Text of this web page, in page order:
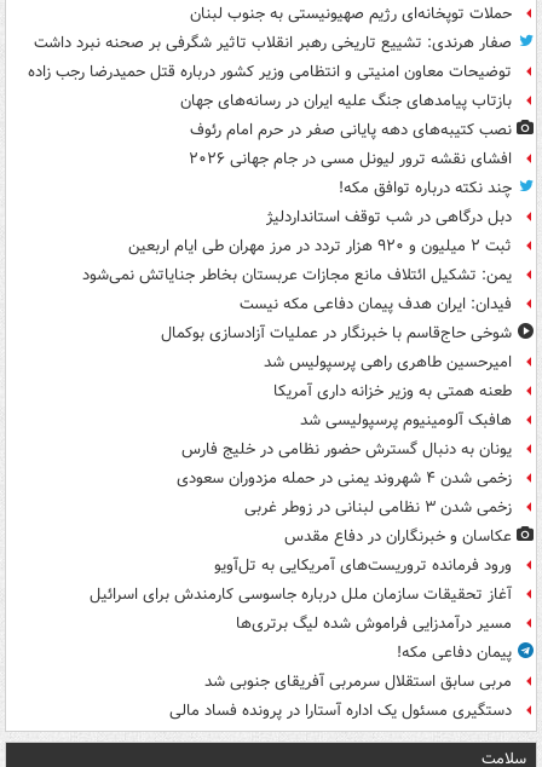
حملات توپخانه‌ای رژیم صهیونیستی به جنوب لبنان
صفار هرندی: تشییع تاریخی رهبر انقلاب تاثیر شگرفی بر صحنه نبرد داشت
توضیحات معاون امنیتی و انتظامی وزیر کشور درباره قتل حمیدرضا رجب زاده
بازتاب پیامدهای جنگ علیه ایران در رسانه‌های جهان
نصب کتیبه‌های دهه پایانی صفر در حرم امام رئوف
افشای نقشه ترور لیونل مسی در جام جهانی ۲۰۲۶
چند نکته درباره توافق مکه!
دبل درگاهی در شب توقف استانداردلیژ
ثبت ۲ میلیون و ۹۲۰ هزار تردد در مرز مهران طی ایام اربعین
یمن: تشکیل ائتلاف مانع مجازات عربستان بخاطر جنایاتش نمی‌شود
فیدان: ایران هدف پیمان دفاعی مکه نیست
شوخی حاج‌قاسم با خبرنگار در عملیات آزادسازی بوکمال
امیرحسین طاهری راهی پرسپولیس شد
طعنه همتی به وزیر خزانه داری آمریکا
هافبک آلومینیوم پرسپولیسی شد
یونان به دنبال گسترش حضور نظامی در خلیج فارس
زخمی شدن ۴ شهروند یمنی در حمله مزدوران سعودی
زخمی شدن ۳ نظامی لبنانی در زوطر غربی
عکاسان و خبرنگاران در دفاع مقدس
ورود فرمانده تروریست‌های آمریکایی به تل‌آویو
آغاز تحقیقات سازمان ملل درباره جاسوسی کارمندش برای اسرائیل
مسیر درآمدزایی فراموش شده لیگ برتری‌ها
پیمان دفاعی مکه!
مربی سابق استقلال سرمربی آفریقای جنوبی شد
دستگیری مسئول یک اداره آستارا در پرونده فساد مالی
سلامت